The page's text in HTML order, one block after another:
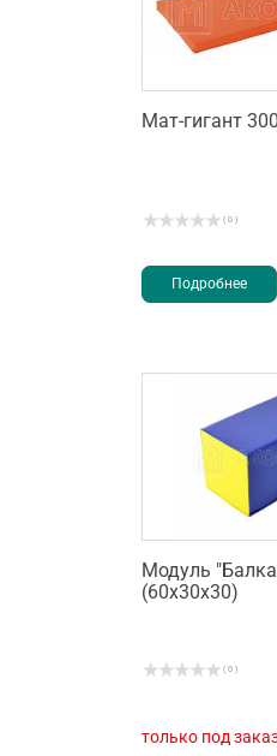
Мат-гигант
( 0 )
Подробнее
Модуль
(60х30х30)
( 0 )
только под